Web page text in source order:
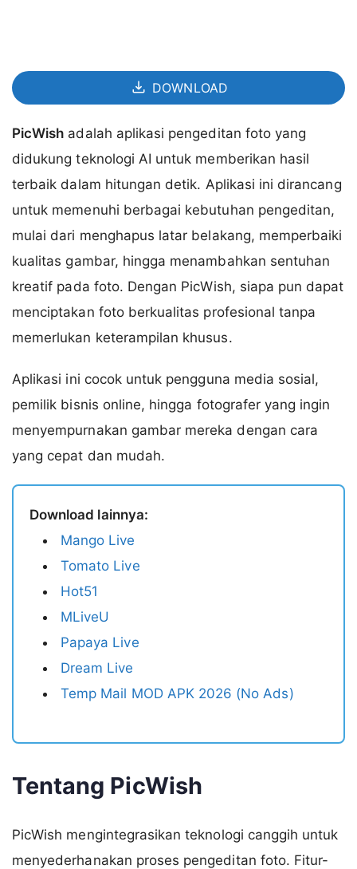
DOWNLOAD
PicWish adalah aplikasi pengeditan foto yang
didukung teknologi AI untuk memberikan hasil
terbaik dalam hitungan detik. Aplikasi ini dirancang
untuk memenuhi berbagai kebutuhan pengeditan,
mulai dari menghapus latar belakang, memperbaiki
kualitas gambar, hingga menambahkan sentuhan
kreatif pada foto. Dengan PicWish, siapa pun dapat
menciptakan foto berkualitas profesional tanpa
memerlukan keterampilan khusus.
Aplikasi ini cocok untuk pengguna media sosial,
pemilik bisnis online, hingga fotografer yang ingin
menyempurnakan gambar mereka dengan cara
yang cepat dan mudah.
Download lainnya:
Mango Live
Tomato Live
Hot51
MLiveU
Papaya Live
Dream Live
Temp Mail MOD APK 2026 (No Ads)
Tentang PicWish
PicWish mengintegrasikan teknologi canggih untuk
menyederhanakan proses pengeditan foto. Fitur-